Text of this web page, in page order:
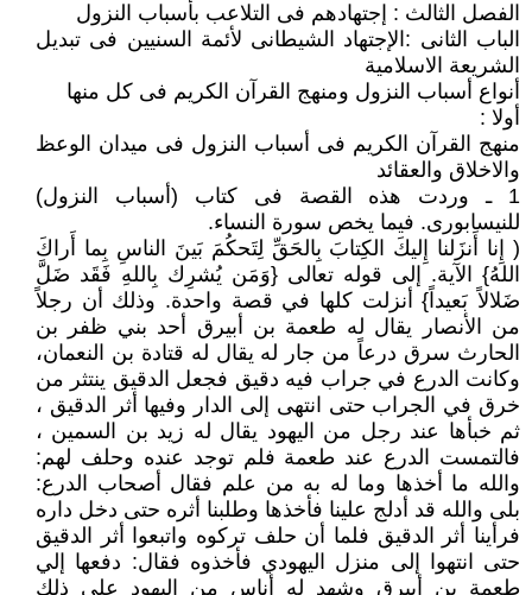
الفصل الثالث : إجتهادهم فى التلاعب بأسباب النزول
الباب الثانى :الإجتهاد الشيطانى لأئمة السنيين فى تبديل
الشريعة الاسلامية
أنواع أسباب النزول ومنهج القرآن الكريم فى كل منها
أولا :
منهج القرآن الكريم فى أسباب النزول فى ميدان الوعظ
والاخلاق والعقائد
1 ـ وردت هذه القصة فى كتاب (أسباب النزول)
للنيسابورى. فيما يخص سورة النساء.
( إِنا أَنزَلنا إِليكَ الكِتابَ بِالحَقِّ لِتَحكُمَ بَينَ الناسِ بِما أَراكَ
اللهُ‏}‏ الآية‏.‏ إلى قوله تعالى ‏{‏وَمَن يُشرِك بِاللهِ فَقَد ضَلَّ
ضَلالاً بَعيداً‏}‏ أنزلت كلها في قصة واحدة‏.‏ وذلك أن رجلاً
من الأنصار يقال له طعمة بن أبيرق أحد بني ظفر بن
الحارث سرق درعاً من جار له يقال له قتادة بن النعمان،
وكانت الدرع في جراب فيه دقيق فجعل الدقيق ينتثر من
خرق في الجراب حتى انتهى إلى الدار وفيها أثر الدقيق ،
ثم خبأها عند رجل من اليهود يقال له زيد بن السمين ،
فالتمست الدرع عند طعمة فلم توجد عنده وحلف لهم‏:‏
والله ما أخذها وما له به من علم فقال أصحاب الدرع‏:‏
بلى والله قد أدلج علينا فأخذها وطلبنا أثره حتى دخل داره
فرأينا أثر الدقيق فلما أن حلف تركوه واتبعوا أثر الدقيق
حتى انتهوا إلى منزل اليهودي فأخذوه فقال‏:‏ دفعها إلي
طعمة بن أبيرق وشهد له أناس من اليهود على ذلك